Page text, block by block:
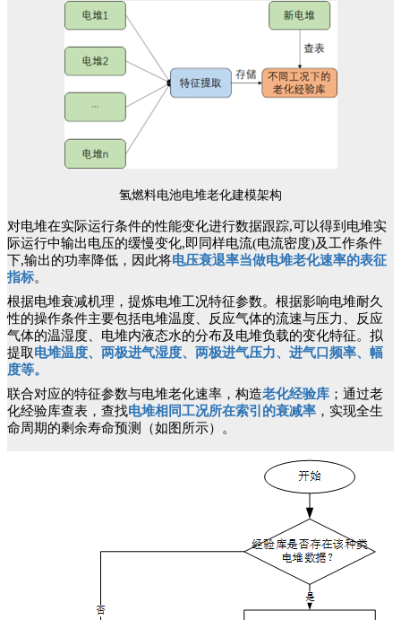
氢燃料电池电堆老化建模架构
对电堆在实际运行条件的性能变化进行数据跟踪,可以得到电堆实
际运行中输出电压的缓慢变化,即同样电流(电流密度)及工作条件
下,输出的功率降低，因此将电压衰退率当做电堆老化速率的表征
指标。
根据电堆衰减机理，提炼电堆工况特征参数。根据影响电堆耐久
性的操作条件主要包括电堆温度、反应气体的流速与压力、反应
气体的温湿度、电堆内液态水的分布及电堆负载的变化特征。拟
提取电堆温度、两极进气湿度、两极进气压力、进气口频率、幅
度等。
联合对应的特征参数与电堆老化速率，构造老化经验库 ；通过老
化经验库查表，查找电堆相同工况所在索引的衰减率 ，实现全生
命周期的剩余寿命预测（如图所示）。